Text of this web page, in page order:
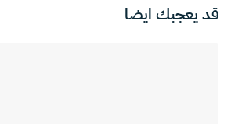
قد يعجبك ايضا